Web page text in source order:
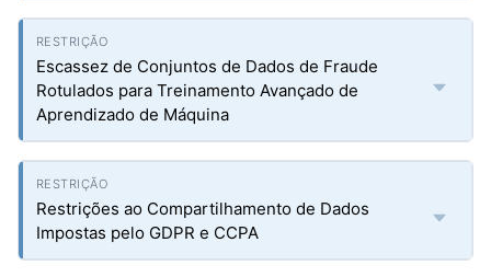
Escassez de Conjuntos de Dados de Fraude
Rotulados para Treinamento Avançado de
Aprendizado de Máquina
Restrições ao Compartilhamento de Dados
Impostas pelo GDPR e CCPA